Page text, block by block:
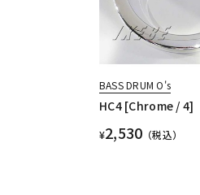
BASS DRUM O's
HC4 [Chrome / 4]
¥2,530 （税込）